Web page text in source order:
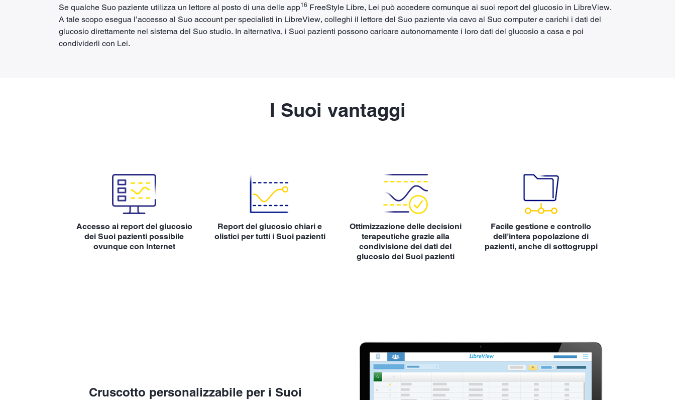
Se qualche Suo paziente utilizza un lettore al posto di una delle app16 FreeStyle Libre, Lei può accedere comunque ai suoi report del glucosio in LibreView.
A tale scopo esegua l’accesso al Suo account per specialisti in LibreView, colleghi il lettore del Suo paziente via cavo al Suo computer e carichi i dati del
glucosio direttamente nel sistema del Suo studio. In alternativa, i Suoi pazienti possono caricare autonomamente i loro dati del glucosio a casa e poi
condividerli con Lei.
I Suoi vantaggi
Accesso ai report del glucosio
dei Suoi pazienti possibile
ovunque con Internet
Report del glucosio chiari e
olistici per tutti i Suoi pazienti
Ottimizzazione delle decisioni
terapeutiche grazie alla
condivisione dei dati del
glucosio dei Suoi pazienti
Facile gestione e controllo
dell’intera popolazione di
pazienti, anche di sottogruppi
Cruscotto personalizzabile per i Suoi